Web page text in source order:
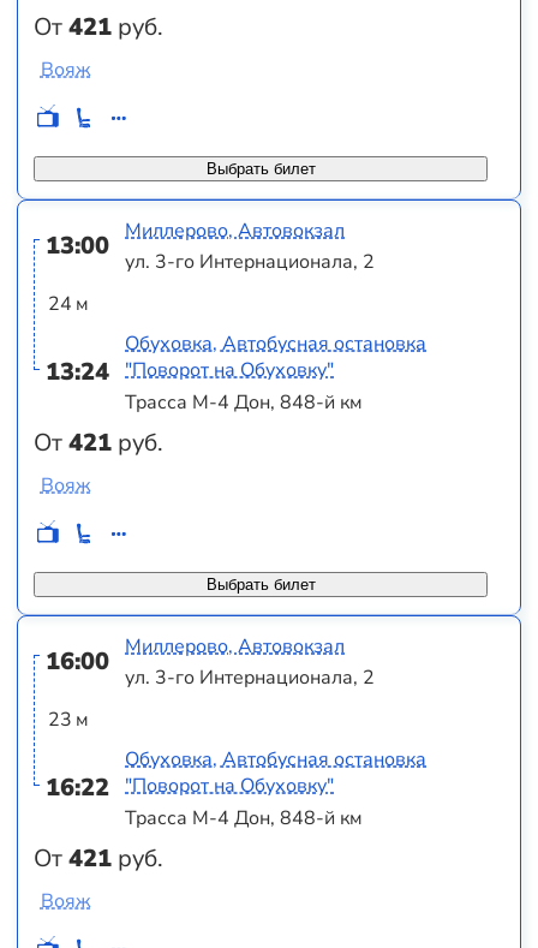
От421 руб.
Выбрать билет
Вояж
13:00
24 м
13:24
От421 руб.
Миллерово, Автовокзал
ул. 3-го Интернационала, 2
Обуховка, Автобусная остановка
"Поворот на Обуховку"
Трасса М-4 Дон, 848-й км
Выбрать билет
Вояж
16:00
23 м
16:22
От421 руб.
Миллерово, Автовокзал
ул. 3-го Интернационала, 2
Обуховка, Автобусная остановка
"Поворот на Обуховку"
Трасса М-4 Дон, 848-й км
Вояж